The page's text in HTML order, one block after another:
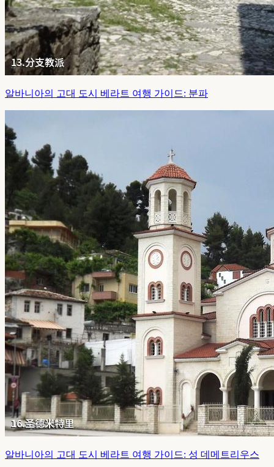
알바니아의 고대 도시 베라트 여행 가이드: 분파
알바니아의 고대 도시 베라트 여행 가이드: 성 데메트리우스